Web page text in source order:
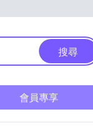
搜尋
會員專享